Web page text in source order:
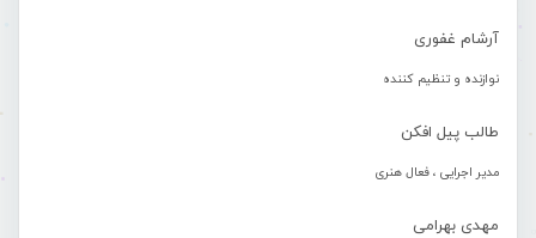
آرشام غفوری
نوازنده و تنظیم کننده
طالب پیل افکن
مدیر اجرایی ، فعال هنری
مهدی بهرامی